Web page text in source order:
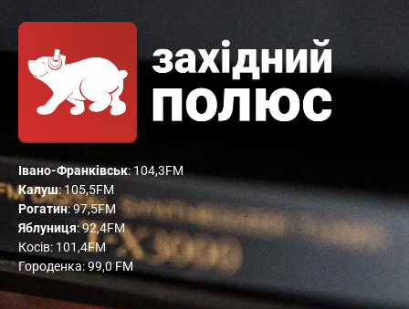
Івано-Франківськ: 104,3FM
Калуш: 105,5FM
Рогатин: 97,5FM
Яблуниця: 92,4FM
Косів: 101,4FM
Городенка: 99,0 FM